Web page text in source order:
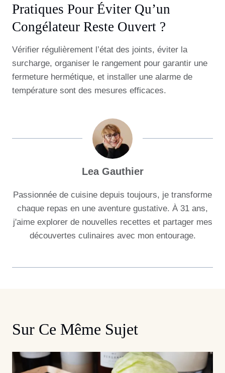
Pratiques Pour Éviter Qu’un
Congélateur Reste Ouvert ?
Vérifier régulièrement l’état des joints, éviter la
surcharge, organiser le rangement pour garantir une
fermeture hermétique, et installer une alarme de
température sont des mesures efficaces.
Lea Gauthier
Passionnée de cuisine depuis toujours, je transforme
chaque repas en une aventure gustative. À 31 ans,
j'aime explorer de nouvelles recettes et partager mes
découvertes culinaires avec mon entourage.
Sur Ce Même Sujet